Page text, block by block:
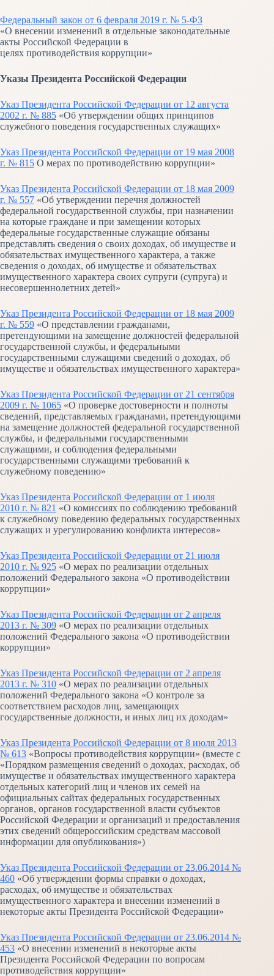
Федеральный закон от 6 февраля 2019 г. № 5-ФЗ
«О внесении изменений в отдельные законодательные
акты Российской Федерации в
целях противодействия коррупции»
Указы Президента Российской Федерации
Указ Президента Российской Федерации от 12 августа
2002 г. № 885 «Об утверждении общих принципов
служебного поведения государственных служащих»
Указ Президента Российской Федерации от 19 мая 2008
г. № 815 О мерах по противодействию коррупции»
Указ Президента Российской Федерации от 18 мая 2009
г. № 557 «Об утверждении перечня должностей
федеральной государственной службы, при назначении
на которые граждане и при замещении которых
федеральные государственные служащие обязаны
представлять сведения о своих доходах, об имуществе и
обязательствах имущественного характера, а также
сведения о доходах, об имуществе и обязательствах
имущественного характера своих супруги (супруга) и
несовершеннолетних детей»
Указ Президента Российской Федерации от 18 мая 2009
г. № 559 «О представлении гражданами,
претендующими на замещение должностей федеральной
государственной службы, и федеральными
государственными служащими сведений о доходах, об
имуществе и обязательствах имущественного характера»
Указ Президента Российской Федерации от 21 сентября
2009 г. № 1065 «О проверке достоверности и полноты
сведений, представляемых гражданами, претендующими
на замещение должностей федеральной государственной
службы, и федеральными государственными
служащими, и соблюдения федеральными
государственными служащими требований к
служебному поведению»
Указ Президента Российской Федерации от 1 июля
2010 г. № 821 «О комиссиях по соблюдению требований
к служебному поведению федеральных государственных
служащих и урегулированию конфликта интересов»
Указ Президента Российской Федерации от 21 июля
2010 г. № 925 «О мерах по реализации отдельных
положений Федерального закона «О противодействии
коррупции»
Указ Президента Российской Федерации от 2 апреля
2013 г. № 309 «О мерах по реализации отдельных
положений Федерального закона «О противодействии
коррупции»
Указ Президента Российской Федерации от 2 апреля
2013 г. № 310 «О мерах по реализации отдельных
положений Федерального закона «О контроле за
соответствием расходов лиц, замещающих
государственные должности, и иных лиц их доходам»
Указ Президента Российской Федерации от 8 июля 2013
№ 613 «Вопросы противодействия коррупции» (вместе с
«Порядком размещения сведений о доходах, расходах, об
имуществе и обязательствах имущественного характера
отдельных категорий лиц и членов их семей на
официальных сайтах федеральных государственных
органов, органов государственной власти субъектов
Российской Федерации и организаций и предоставления
этих сведений общероссийским средствам массовой
информации для опубликования»)
Указ Президента Российской Федерации от 23.06.2014 №
460 «Об утверждении формы справки о доходах,
расходах, об имуществе и обязательствах
имущественного характера и внесении изменений в
некоторые акты Президента Российской Федерации»
Указ Президента Российской Федерации от 23.06.2014 №
453 «О внесении изменений в некоторые акты
Президента Российской Федерации по вопросам
противодействия коррупции»